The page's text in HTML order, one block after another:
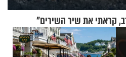
קראתי את שיר השירים"